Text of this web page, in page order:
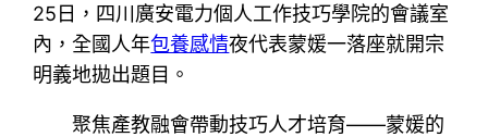
25日，四川廣安電力個人工作技巧學院的會議室
內，全國人年包養感情夜代表蒙媛一落座就開宗
明義地拋出題目。
聚焦產教融會帶動技巧人才培育——蒙媛的